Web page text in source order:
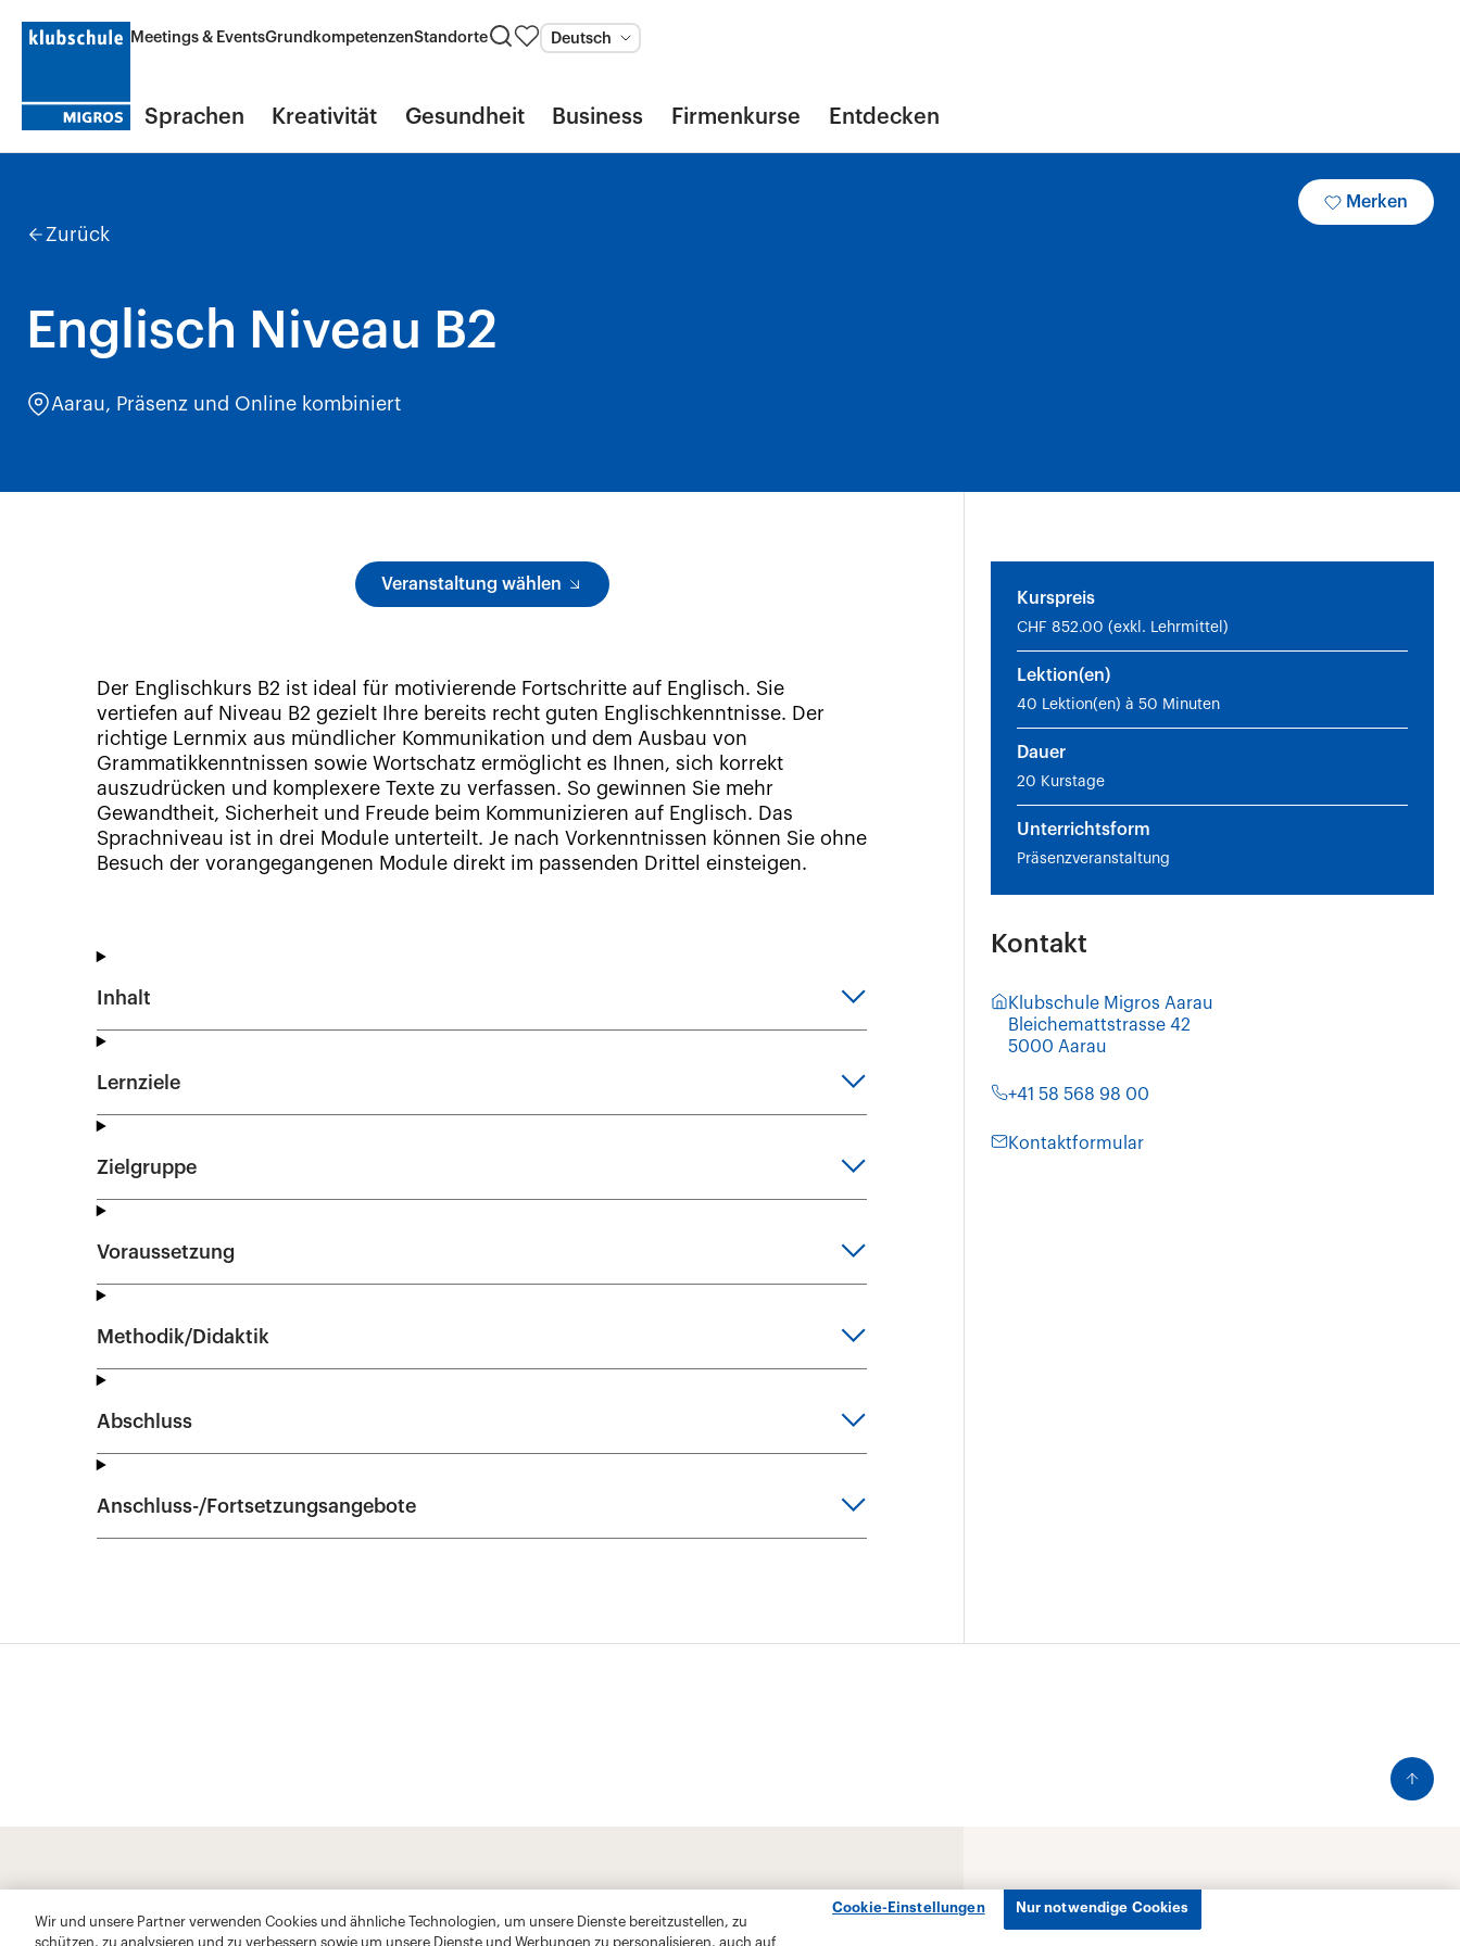
Wir und unsere Partner verwenden Cookies und ähnliche Technologien, um unsere Dienste bereitzustellen, zu
schützen, zu analysieren und zu verbessern sowie um unsere Dienste und Werbungen zu personalisieren, auch auf
Cookie-Einstellungen Nur notwendige Cookies